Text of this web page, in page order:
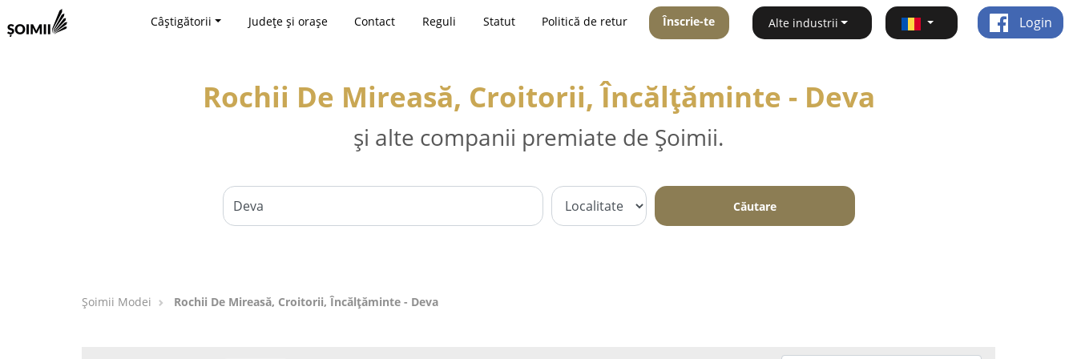
Câștigătorii Județe și orașe Contact Reguli Statut Politică de retur Înscrie-te Alte industrii Login
Rochii De Mireasă, Croitorii, Încălțăminte - Deva
și alte companii premiate de Șoimii.
Căutare
Șoimii Modei Rochii De Mireasă, Croitorii, Încălțăminte - Deva